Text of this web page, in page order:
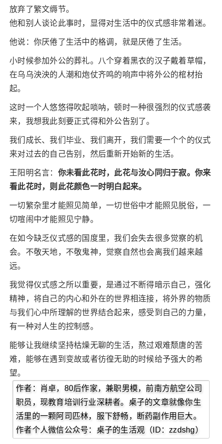
放弃了繁文缛节。
他和别人谈论此事时，显得对生活中的仪式感非常着迷。
他说：你厌倦了生活中的格调，就是厌倦了生活。
小时候参加外公的葬礼。八个穿着黑衣的汉子戴着草帽，
在乌乌泱泱的人潮和炮仗齐鸣的响声中将外公的棺材抬
起。
这时一个人悠悠得吹起唢呐，顿时一种很强烈的仪式感袭
来，我想我此刻要正式得和外公告别了。
我们成长、我们毕业、我们离开，我们需要一个个的仪式
来对过去的自己告别，然后重新开始新的生活。
王阳明名言： 你未看此花时，此花与汝心同归于寂。 你来
看此花时，则此花颜色一时明白起来。
一切繁杂里才能照见简单，一切世俗中才能照见脱俗，一
切喧闹中才能照见宁静。
在如今缺乏仪式感的国度里，我们会失去很多觉察的机
会。不敬天地，不敬鬼神，觉察自然也会离我们越来越
远。
我觉得仪式感之所以重要，是通过不断得暗示自己，强化
精神，将自己的内心和外在的世界相连接，将外界的物质
与我们心中所理解的世界结合起来，感受到自己的力量，
有一种对人生的控制感。
能够让我继续坚持枯燥无聊的生活，熬过艰难颓唐的苦
难，能够在遇到变故或者彷徨无助的时候给予强大的希
望。
作者：肖卓，80后作家，兼职男模，前南方航空公司
职员，现教育培训行业深耕者。桌子的文章就像你生
活里的一颗阿司匹林，服下舒畅，断药副作用巨大。
作者个人微信公众号：桌子的生活观（ID：zzdshg）